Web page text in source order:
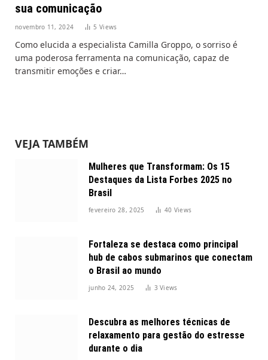
sua comunicação
novembro 11, 2024 5Views
Como elucida a especialista Camilla Groppo, o sorriso é
uma poderosa ferramenta na comunicação, capaz de
transmitir emoções e criar…
VEJA TAMBÉM
Mulheres que Transformam: Os 15
Destaques da Lista Forbes 2025 no
Brasil
fevereiro 28, 2025 40 Views
Fortaleza se destaca como principal
hub de cabos submarinos que conectam
o Brasil ao mundo
junho 24, 2025 3Views
Descubra as melhores técnicas de
relaxamento para gestão do estresse
durante o dia